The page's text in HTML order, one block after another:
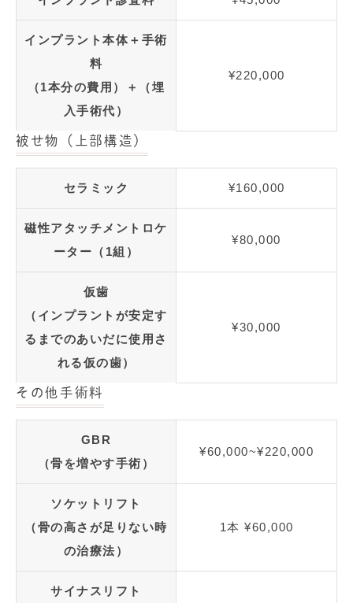
インプラント本体＋手術
料
（1本分の費用）＋（埋
入手術代）
¥220,000
被せ物（上部構造）
セラミック ¥160,000
磁性アタッチメントロケ
ーター（1組）
¥80,000
仮歯
（インプラントが安定す
るまでのあいだに使用さ
れる仮の歯）
¥30,000
その他手術料
GBR
（骨を増やす手術）
¥60,000~¥220,000
ソケットリフト
（骨の高さが足りない時
の治療法）
1本 ¥60,000
サイナスリフト